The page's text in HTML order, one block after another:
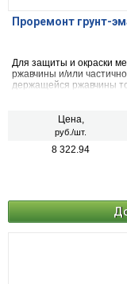
Проремонт грунт-
Для защиты и окраски
ржавчины и/или
держащейся ржавчины
деревянным и другим
атмосферным
высыхания не
Цена,
руб./шт.
8 322.94